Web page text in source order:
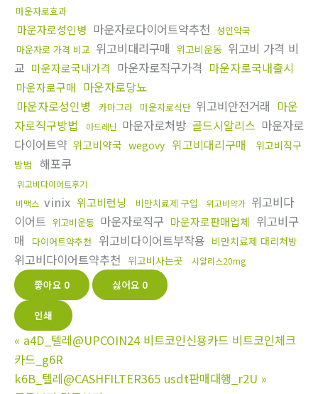
마운자로효과
마운자로성인병 마운자로다이어트약추천 성인약국
마운자로 가격 비교 위고비대리구매 위고비운동 위고비 가격 비
교 마운자로국내가격 마운자로직구가격 마운자로국내출시
마운자로구매 마운자로당뇨
마운자로성인병
카마그라 마운자로식단 위고비안전거래 마운
자로직구방법
아드레닌 마운자로처방 골드시알리스 마운자로
다이어트약 위고비약국 wegovy 위고비대리구매
위고비직구
방법 해포쿠
위고비다이어트후기
비맥스 vinix 위고비런닝 비만치료제 구입 위고비약가 위고비다
이어트 위고비운동 마운자로직구 마운자로판매업체 위고비구
매
다이어트약추천 위고비다이어트부작용 비만치료제 대리처방
위고비다이어트약추천 위고비사는곳 시알리스20mg
좋아요 0 싫어요 0
인쇄
« a4D_텔레@UPCOIN24 비트코인신용카드 비트코인체크
카드_g6R
k6B_텔레@CASHFILTER365 usdt판매대행_r2U »